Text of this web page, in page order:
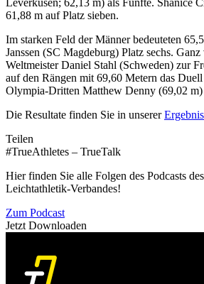
61,88 m auf Platz sieben.
Im starken Feld der Männer bedeuteten
Janssen (SC Magdeburg) Platz sechs.
Weltmeister Daniel Stahl (Schweden) zur
auf den Rängen mit 69,60 Metern das
Olympia-Dritten Matthew Denny (69,02
Die Resultate finden Sie in unserer
Teilen
#TrueAthletes – TrueTalk
Hier finden Sie alle Folgen des Podcasts
Leichtathletik-Verbandes!
Zum Podcast
Jetzt Downloaden